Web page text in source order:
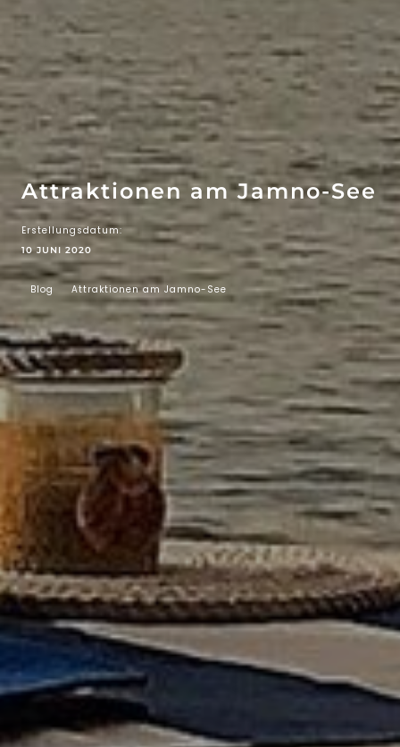
WOW-EFFEKT ATTRAKTIONEN
Attraktionen am Jamno-See
10 JUNI 2020
Erstellungsdatum:
Blog Attraktionen am Jamno-See